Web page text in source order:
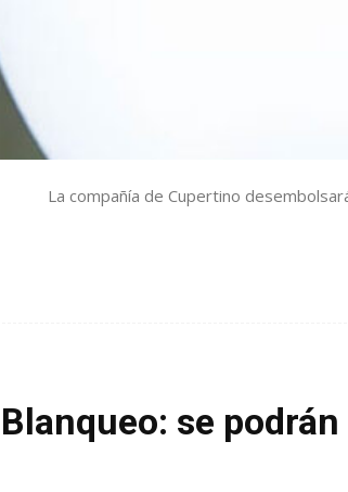
La compañía de Cupertino
Blanqueo: se